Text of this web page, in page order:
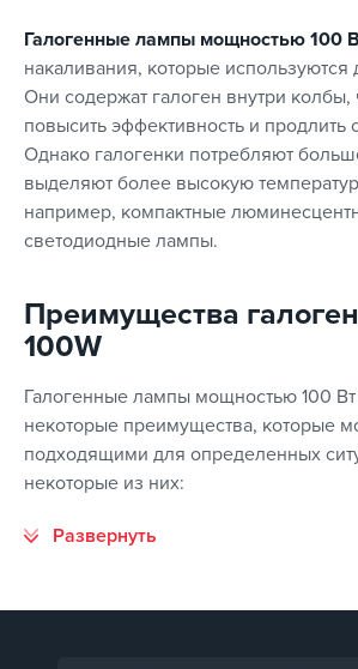
Галогенные лампы мощностью 100
накаливания, которые
Они содержат галоген внутри колбы,
повысить эффективность и продлить
Однако галогенки потребляют
выделяют более высокую
например, компактные
светодиодные лампы.
Преимущества
100W
Галогенные лампы мощностью 100
некоторые преимущества, которые
подходящими для определенных
некоторые из них: